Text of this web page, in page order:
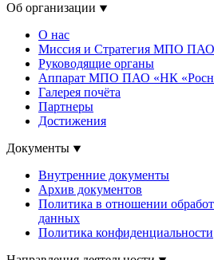
Об организации
О нас
Миссия и Стратегия МПО ПАО
Руководящие органы
Аппарат МПО ПАО «НК
Галерея почёта
Партнеры
Достижения
Документы
Внутренние документы
Архив документов
Политика в отношении
данных
Политика конфиденциальности